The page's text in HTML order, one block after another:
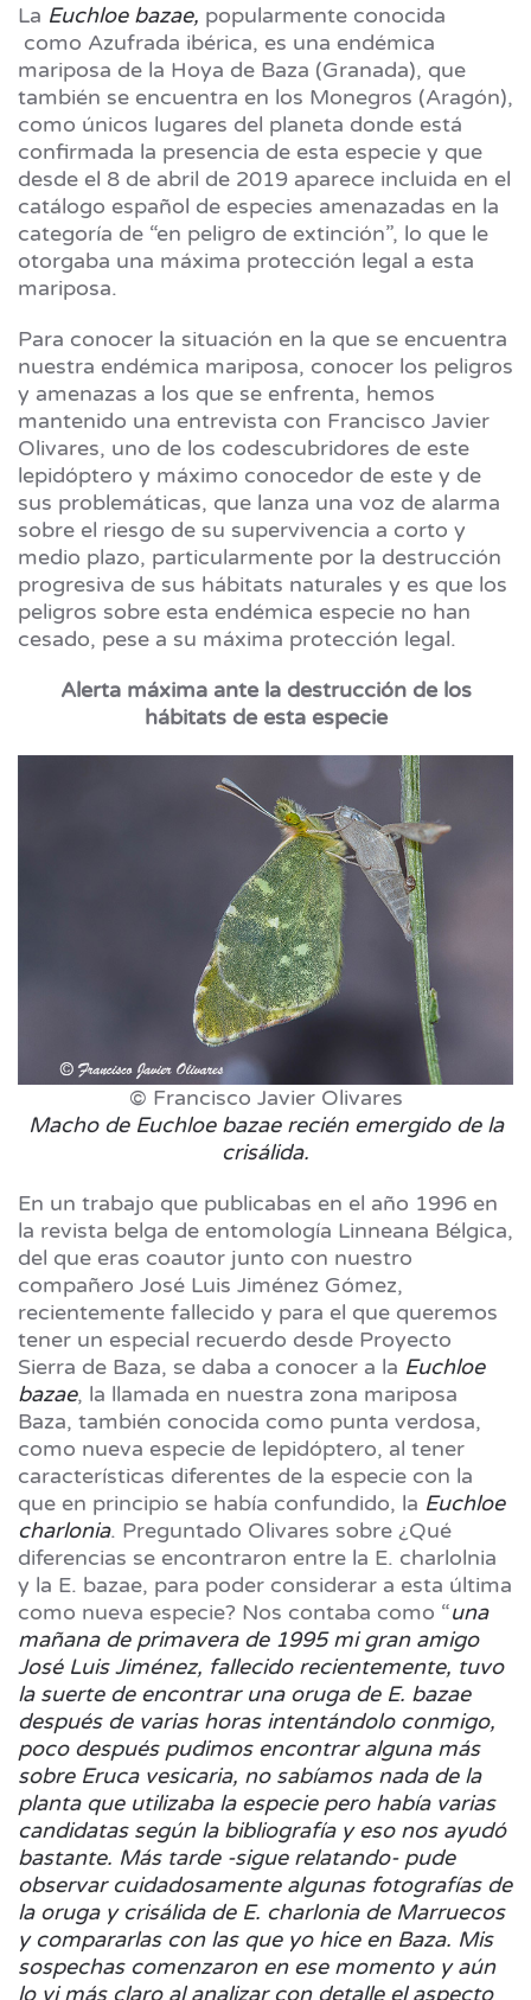
La Euchloe bazae, popularmente conocida
como Azufrada ibérica, es una endémica
mariposa de la Hoya de Baza (Granada), que
también se encuentra en los Monegros (Aragón),
como únicos lugares del planeta donde está
confirmada la presencia de esta especie y que
desde el 8 de abril de 2019 aparece incluida en el
catálogo español de especies amenazadas en la
categoría de “en peligro de extinción”, lo que le
otorgaba una máxima protección legal a esta
mariposa.
Para conocer la situación en la que se encuentra
nuestra endémica mariposa, conocer los peligros
y amenazas a los que se enfrenta, hemos
mantenido una entrevista con Francisco Javier
Olivares, uno de los codescubridores de este
lepidóptero y máximo conocedor de este y de
sus problemáticas, que lanza una voz de alarma
sobre el riesgo de su supervivencia a corto y
medio plazo, particularmente por la destrucción
progresiva de sus hábitats naturales y es que los
peligros sobre esta endémica especie no han
cesado, pese a su máxima protección legal.
Alerta máxima ante la destrucción de los
hábitats de esta especie
© Francisco Javier Olivares
Macho de Euchloe bazae recién emergido de la
crisálida.
En un trabajo que publicabas en el año 1996 en
la revista belga de entomología Linneana Bélgica,
del que eras coautor junto con nuestro
compañero José Luis Jiménez Gómez,
recientemente fallecido y para el que queremos
tener un especial recuerdo desde Proyecto
Sierra de Baza, se daba a conocer a la Euchloe
bazae, la llamada en nuestra zona mariposa
Baza, también conocida como punta verdosa,
como nueva especie de lepidóptero, al tener
características diferentes de la especie con la
que en principio se había confundido, la Euchloe
charlonia. Preguntado Olivares sobre ¿Qué
diferencias se encontraron entre la E. charlolnia
y la E. bazae, para poder considerar a esta última
como nueva especie? Nos contaba como “una
mañana de primavera de 1995 mi gran amigo
José Luis Jiménez, fallecido recientemente, tuvo
la suerte de encontrar una oruga de E. bazae
después de varias horas intentándolo conmigo,
poco después pudimos encontrar alguna más
sobre Eruca vesicaria, no sabíamos nada de la
planta que utilizaba la especie pero había varias
candidatas según la bibliografía y eso nos ayudó
bastante. Más tarde -sigue relatando- pude
observar cuidadosamente algunas fotografías de
la oruga y crisálida de E. charlonia de Marruecos
y compararlas con las que yo hice en Baza. Mis
sospechas comenzaron en ese momento y aún
lo vi más claro al analizar con detalle el aspecto